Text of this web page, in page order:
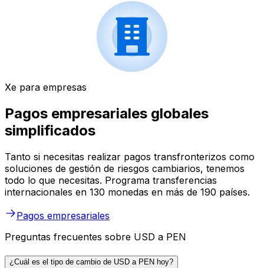
Xe para empresas
Pagos empresariales globales
simplificados
Tanto si necesitas realizar pagos transfronterizos como
soluciones de gestión de riesgos cambiarios, tenemos
todo lo que necesitas. Programa transferencias
internacionales en 130 monedas en más de 190 países.
Pagos empresariales
Preguntas frecuentes sobre USD a PEN
¿Cuál es el tipo de cambio de USD a PEN hoy?